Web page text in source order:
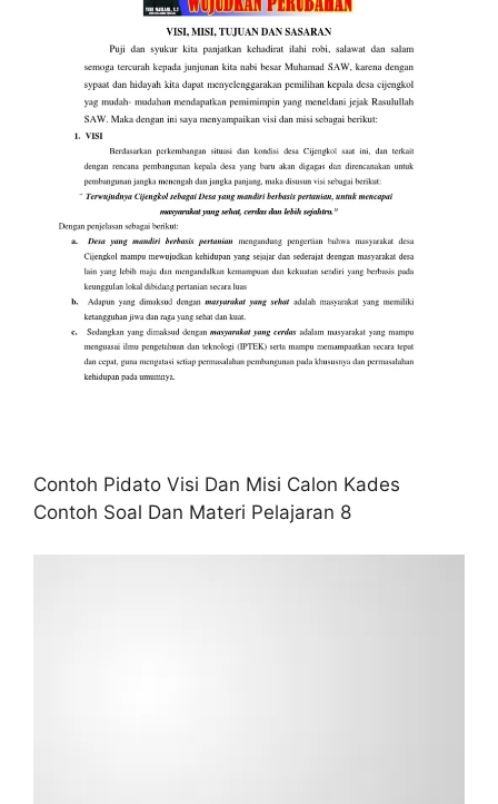
Contoh Pidato Visi Dan Misi Calon Kades
Contoh Soal Dan Materi Pelajaran 8